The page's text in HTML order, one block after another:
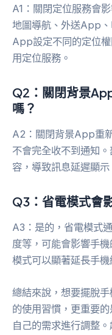
A1：關閉定位服務會
地圖導航、外送App
App設定不同的定位
用定位服務。
Q2：關閉背景
嗎？
A2：關閉背景App重
不會完全收不到通知
容，導致訊息延遲顯示
Q3：省電模式會
A3：是的，省電模式
度等，可能會影響手
模式可以顯著延長手
總結來說，想要擺脫
的使用習慣，更重要
自己的需求進行調整